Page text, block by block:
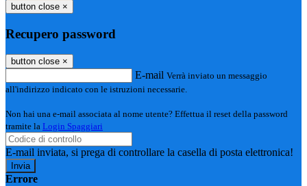
button close ×
Recupero password
button close ×
E-mail Verrà inviato un messaggio
all'indirizzo indicato con le istruzioni necessarie.
Non hai una e-mail associata al nome utente? Effettua il reset della password
tramite la Login Spaggiari
E-mail inviata, si prega di controllare la casella di posta elettronica!
Errore